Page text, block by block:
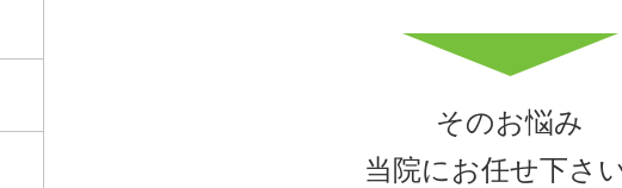
そのお悩み
当院にお任せ下さ